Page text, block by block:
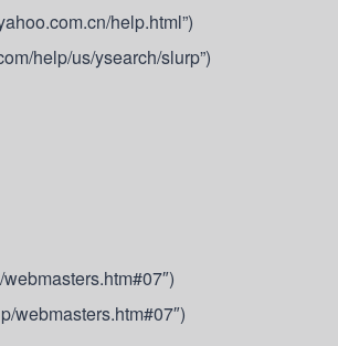
help.html”)
help/us/ysearch/slurp”)
webmasters.htm#07″)